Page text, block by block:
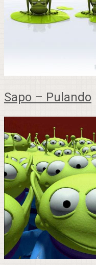
Sapo – Pulando